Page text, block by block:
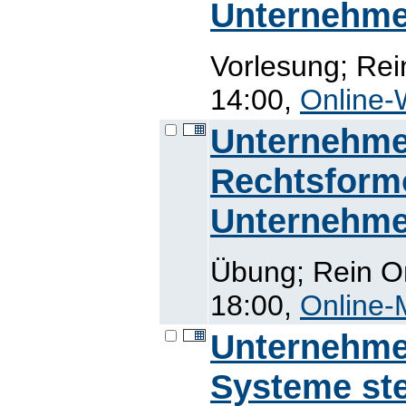
Vorlesung;
14:00, Online-
Übung; Rein
18:00, Online-
Systeme